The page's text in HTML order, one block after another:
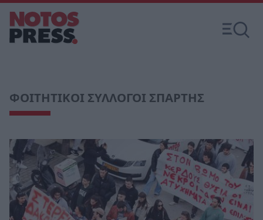
ΦΟΙΤΗΤΙΚΟΙ ΣΥΛΛΟΓΟΙ ΣΠΑΡΤΗΣ